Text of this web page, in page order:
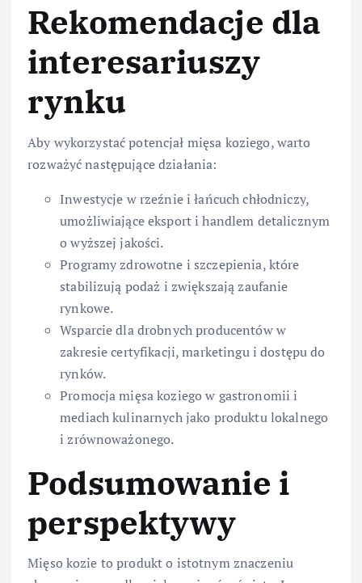
Rekomendacje dla
interesariuszy
rynku
Aby wykorzystać potencjał mięsa koziego, warto
rozważyć następujące działania:
Inwestycje w rzeźnie i łańcuch chłodniczy,
umożliwiające eksport i handlem detalicznym
o wyższej jakości.
Programy zdrowotne i szczepienia, które
stabilizują podaż i zwiększają zaufanie
rynkowe.
Wsparcie dla drobnych producentów w
zakresie certyfikacji, marketingu i dostępu do
rynków.
Promocja mięsa koziego w gastronomii i
mediach kulinarnych jako produktu lokalnego
i zrównoważonego.
Podsumowanie i
perspektywy
Mięso kozie to produkt o istotnym znaczeniu